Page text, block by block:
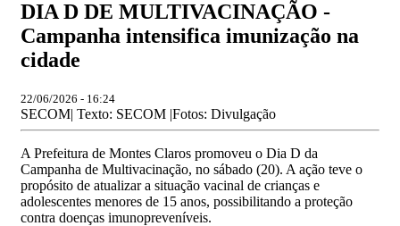
DIA D DE MULTIVACINAÇÃO -
Campanha intensifica imunização na
cidade
22/06/2026 - 16:24
SECOM| Texto: SECOM |Fotos: Divulgação
A Prefeitura de Montes Claros promoveu o Dia D da
Campanha de Multivacinação, no sábado (20). A ação teve o
propósito de atualizar a situação vacinal de crianças e
adolescentes menores de 15 anos, possibilitando a proteção
contra doenças imunopreveníveis.